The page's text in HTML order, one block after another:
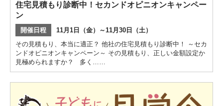
住宅見積もり診断中！セカンドオピニオンキャンペー
ン
開催日程
11月1日（金）～11月30日（土）
その見積もり、本当に適正？ 他社の住宅見積もり診断中！ ～セカ
ンドオピニオンキャンペーン～ その見積もり、正しい金額設定か
見極められますか？ 多く……